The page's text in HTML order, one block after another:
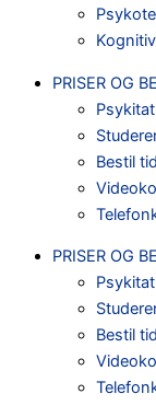
PRISER OG
Bestil tid
PRISER OG
Bestil tid